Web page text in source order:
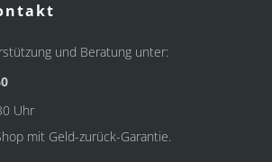
und Beratung unter:
Uhr
mit Geld-zurück-Garantie.